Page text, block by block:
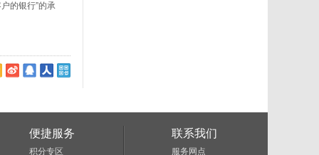
的银行”的承
便捷服务
积分专区
联系我们
服务网点